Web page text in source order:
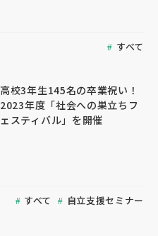
すべて
高校3年生145名の卒業祝い！
2023年度「社会への巣立ちフ
ェスティバル」を開催
すべて 自立支援セミナー